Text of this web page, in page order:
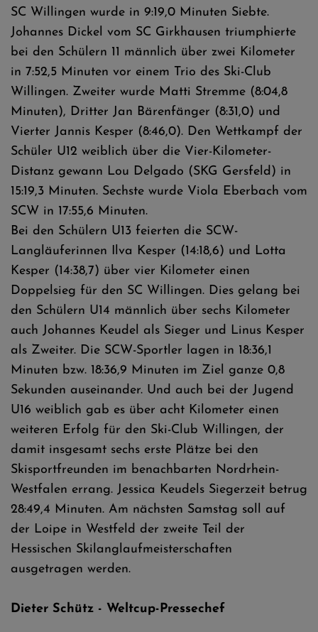
SC Willingen wurde in 9:19,0 Minuten Siebte.
Johannes Dickel vom SC Girkhausen triumphierte
bei den Schülern 11 männlich über zwei Kilometer
in 7:52,5 Minuten vor einem Trio des Ski-Club
Willingen. Zweiter wurde Matti Stremme (8:04,8
Minuten), Dritter Jan Bärenfänger (8:31,0) und
Vierter Jannis Kesper (8:46,0). Den Wettkampf der
Schüler U12 weiblich über die Vier-Kilometer-
Distanz gewann Lou Delgado (SKG Gersfeld) in
15:19,3 Minuten. Sechste wurde Viola Eberbach vom
SCW in 17:55,6 Minuten.
Bei den Schülern U13 feierten die SCW-
Langläuferinnen Ilva Kesper (14:18,6) und Lotta
Kesper (14:38,7) über vier Kilometer einen
Doppelsieg für den SC Willingen. Dies gelang bei
den Schülern U14 männlich über sechs Kilometer
auch Johannes Keudel als Sieger und Linus Kesper
als Zweiter. Die SCW-Sportler lagen in 18:36,1
Minuten bzw. 18:36,9 Minuten im Ziel ganze 0,8
Sekunden auseinander. Und auch bei der Jugend
U16 weiblich gab es über acht Kilometer einen
weiteren Erfolg für den Ski-Club Willingen, der
damit insgesamt sechs erste Plätze bei den
Skisportfreunden im benachbarten Nordrhein-
Westfalen errang. Jessica Keudels Siegerzeit betrug
28:49,4 Minuten. Am nächsten Samstag soll auf
der Loipe in Westfeld der zweite Teil der
Hessischen Skilanglaufmeisterschaften
ausgetragen werden.
Dieter Schütz - Weltcup-Pressechef